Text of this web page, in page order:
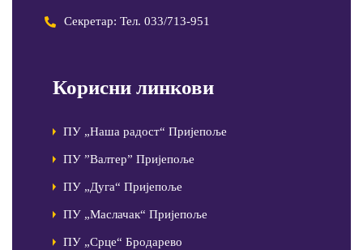
Секретар: Тел. 033/713-951
Корисни линкови
ПУ „Наша радост“ Пријепоље
ПУ ”Валтер” Пријепоље
ПУ „Дуга“ Пријепоље
ПУ „Маслачак“ Пријепоље
ПУ „Срце“ Бродарево